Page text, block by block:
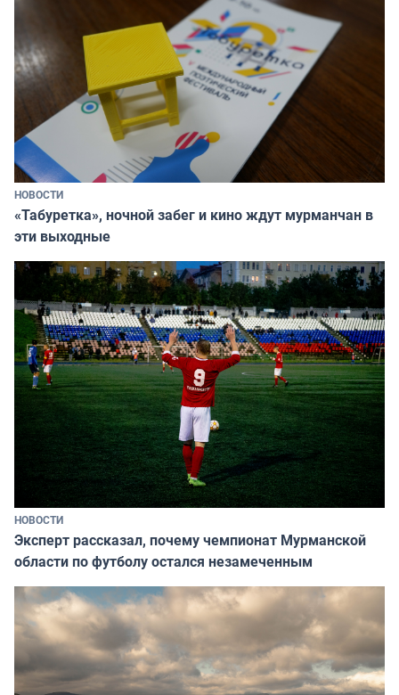
НОВОСТИ
«Табуретка», ночной забег и кино ждут мурманчан в
эти выходные
НОВОСТИ
Эксперт рассказал, почему чемпионат Мурманской
области по футболу остался незамеченным